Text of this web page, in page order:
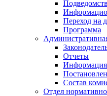
Переход на
Программа
Отчеты
Информация
Состав
Отдел